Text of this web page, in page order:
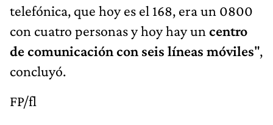
telefónica, que hoy es el 168, era un 0800
con cuatro personas y hoy hay un centro
de comunicación con seis líneas móviles",
concluyó.
FP/fl